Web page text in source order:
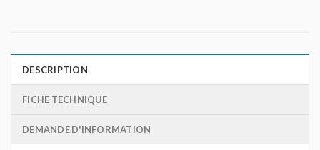
DESCRIPTION
FICHE TECHNIQUE
DEMANDE D'INFORMATION